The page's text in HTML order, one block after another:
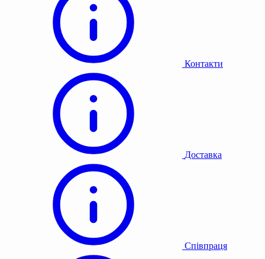
Контакти
Доставка
Співпраця